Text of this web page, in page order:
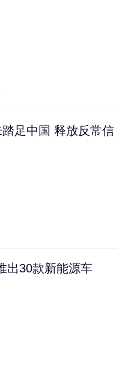
足中国 释放反常信
出30款新能源车